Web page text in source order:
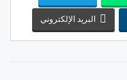
البريد الإلكتروني